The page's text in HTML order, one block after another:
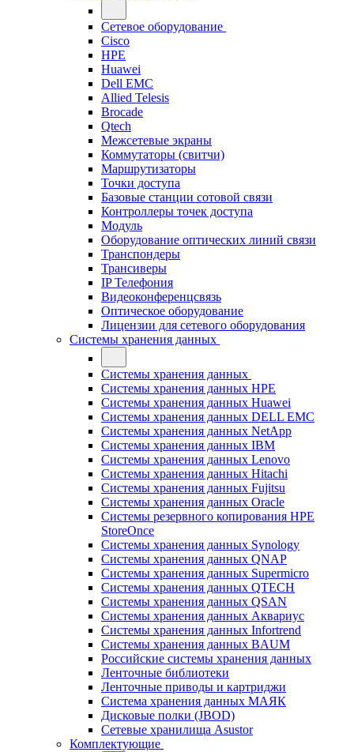
Сетевое оборудование
Cisco
HPE
Huawei
Dell EMC
Allied Telesis
Brocade
Qtech
Межсетевые экраны
Коммутаторы (свитчи)
Маршрутизаторы
Точки доступа
Базовые станции сотовой связи
Контроллеры точек доступа
Модуль
Оборудование оптических линий связи
Транспондеры
Трансиверы
IP Телефония
Видеоконференцсвязь
Оптическое оборудование
Лицензии для сетевого оборудования
Системы хранения данных
Системы хранения данных
Системы хранения данных HPE
Системы хранения данных Huawei
Системы хранения данных DELL EMC
Cистемы хранения данных NetApp
Системы хранения данных IBM
Системы хранения данных Lenovo
Системы хранения данных Hitachi
Системы хранения данных Fujitsu
Системы хранения данных Oracle
Системы резервного копирования HPE
StoreOnce
Системы хранения данных Synology
Системы хранения данных QNAP
Системы хранения данных Supermicro
Системы хранения данных QTECH
Системы хранения данных QSAN
Системы хранения данных Аквариус
Системы хранения данных Infortrend
Системы хранения данных BAUM
Российские системы хранения данных
Ленточные библиотеки
Ленточные приводы и картриджи
Система хранения данных МАЯК
Дисковые полки (JBOD)
Сетевые хранилища Asustor
Комплектующие